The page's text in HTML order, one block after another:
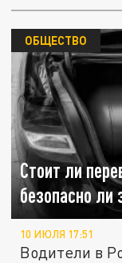
Стоит ли
безопасно ли
ОБЩЕСТВО
10 ИЮЛЯ 17:51
Водители в